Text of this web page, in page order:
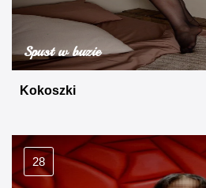
Spust w buzie
Kokoszki
28